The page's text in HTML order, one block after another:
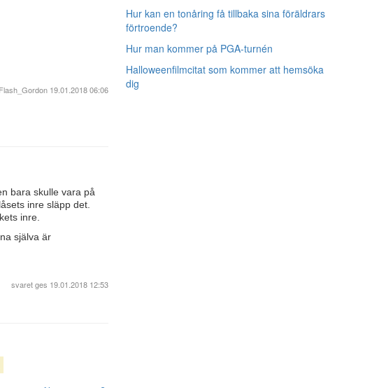
Hur kan en tonåring få tillbaka sina föräldrars
förtroende?
Hur man kommer på PGA-turnén
Halloweenfilmcitat som kommer att hemsöka
dig
Flash_Gordon 19.01.2018 06:06
bara skulle vara på
inre släpp det.
inre.
själva är
svaret ges 19.01.2018 12:53